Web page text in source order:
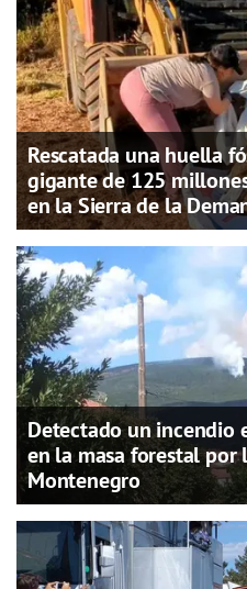
Rescatada una huella
gigante de 125
en la Sierra de la
Detectado un incendio
en la masa forestal por
Montenegro